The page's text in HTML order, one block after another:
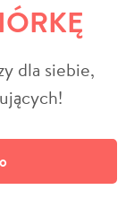
dla siebie,